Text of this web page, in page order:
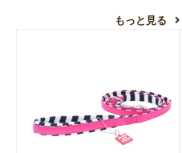
もっと見る